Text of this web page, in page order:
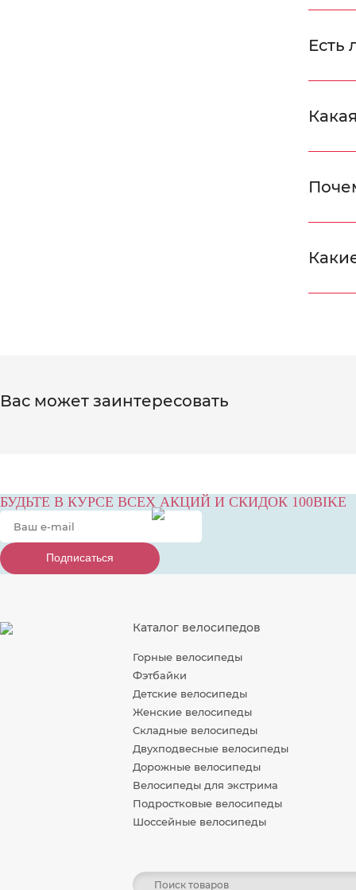
Есть
Вас может заинтересовать
БУДЬТЕ В КУРСЕ ВСЕХ АКЦИЙ И СКИДОК 100BIKE
Подписаться
Подписаться
Подписаться
Каталог велосипедов
Горные велосипеды
Фэтбайки
Детские велосипеды
Женские велосипеды
Складные велосипеды
Двухподвесные велосипеды
Дорожные велосипеды
Велосипеды для экстрима
Подростковые велосипеды
Шоссейные велосипеды